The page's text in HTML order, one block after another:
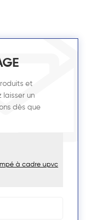
et
laisser un
dès que
à cadre upvc